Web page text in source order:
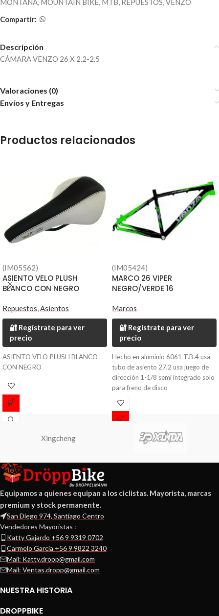
MONTAÑA, MOUNTAIN BIKE, MTB, REPUESTOS,VENZO
Compartir:
Descripción
CÁMARA VENZO 26 X 2.2-2.5
Valoraciones (0)
Envíos y Entregas
Productos relacionados
(IM05562)
ASIENTO VELO PLUSH
BLANCO CON NEGRO
Repuestos,Asientos
🔐 Regístrate para ver
precio
ASIENTO VELO PLUSH BLANCO
CON NEGRO
(IM05424)
MARCO 26 VIPER
NEGRO/VERDE 16
Marcos
🔐 Regístrate para ver
precio
Hecho en aluminio 6061 T.B.4 usa
tubo de asiento 27,2 usa juego de
dirección 1-1/8 semi integrado solo
para freno de disco
Peso 2,05 kilos
Disponible en talla 16.
Garantía de 3 meses, solo por fallas
de fábrica.
Xingcheng
Equipamos a quienes equipan a los ciclistas. Mayorista, marcas
premium y stock permanente.
San Diego 974, Santiago Centro
Vendedores Mayoristas :
Katty Gajardo +56 9 9319 0702
Carmelo Garcia +56 9 9822 3240
Mail: Katty.dropp@gmail.com
Mail: Ventas.dropp@gmail.com
NUESTRA HISTORIA
DROPPBIKE